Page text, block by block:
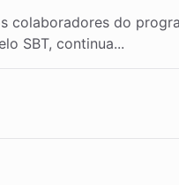
colaboradores do
SBT, continua...